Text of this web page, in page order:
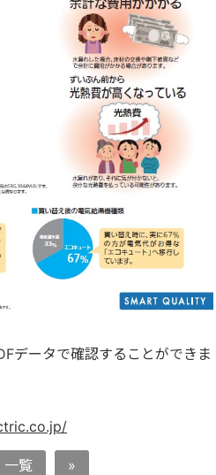
データで確認することができま
一覧 »